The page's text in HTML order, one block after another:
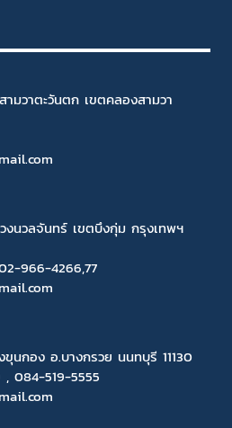
มวาตะวันตก เขตคลองสามวา
งนวลจันทร์ เขตบึงกุ่ม กรุงเทพฯ
966-4266,77
นกอง อ.บางกรวย นนทบุรี 11130
, 084-519-5555